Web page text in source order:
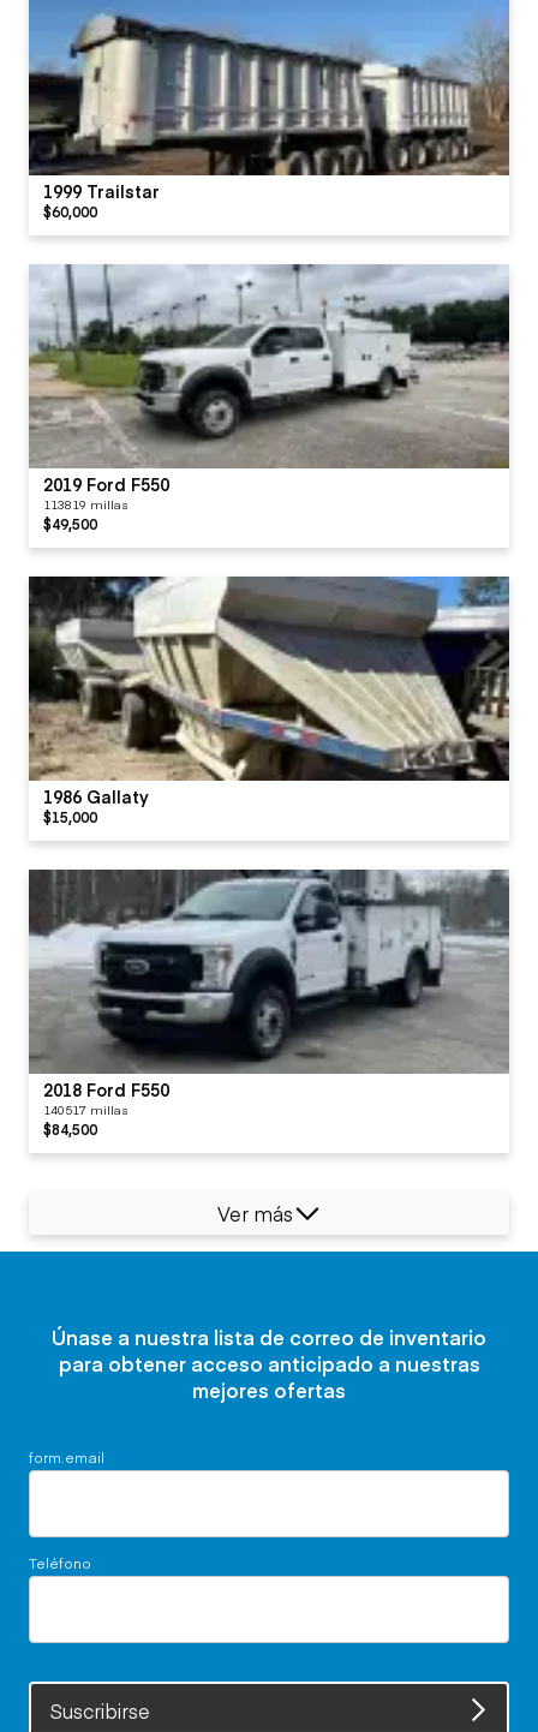
1999 Trailstar
$60,000
2019 Ford F550
113819 millas
$49,500
1986 Gallaty
$15,000
2018 Ford F550
140517 millas
$84,500
Ver más
Únase a nuestra lista de correo de inventario
para obtener acceso anticipado a nuestras
mejores ofertas
form.email
Teléfono
Suscribirse